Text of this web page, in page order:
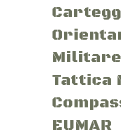
Militare
Tattica
EUMAR